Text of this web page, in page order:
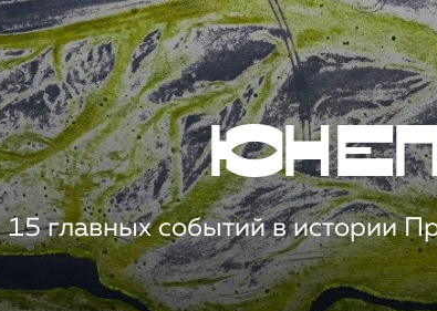
ЮНЕП
15 главных событий в истории